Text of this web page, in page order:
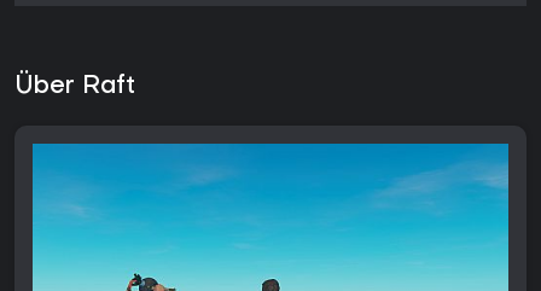
Über Raft